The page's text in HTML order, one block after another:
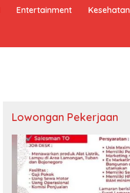
Entertainment Kesehatan
Lowongan Pekerjaan